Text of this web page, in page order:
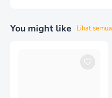
You might like Lihat semua